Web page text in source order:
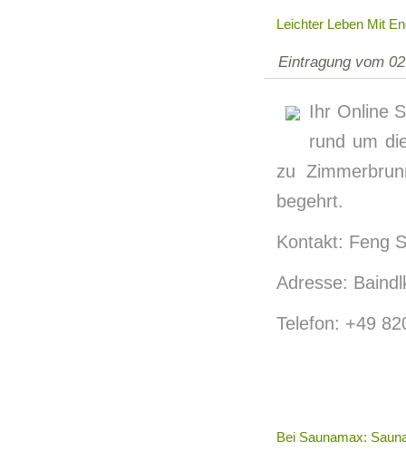
Leichter Leben Mit
Eintragung vom
Ihr Online
rund um
zu
begehrt.
Kontakt: Feng
Adresse:
Telefon: +49
Bei Saunamax: